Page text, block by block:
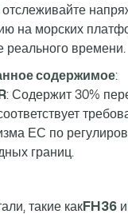
отслеживайте
на морских
реального времени.
содержимое:
: Содержит 30%
ЕС по
границ.
такие какFH36 и